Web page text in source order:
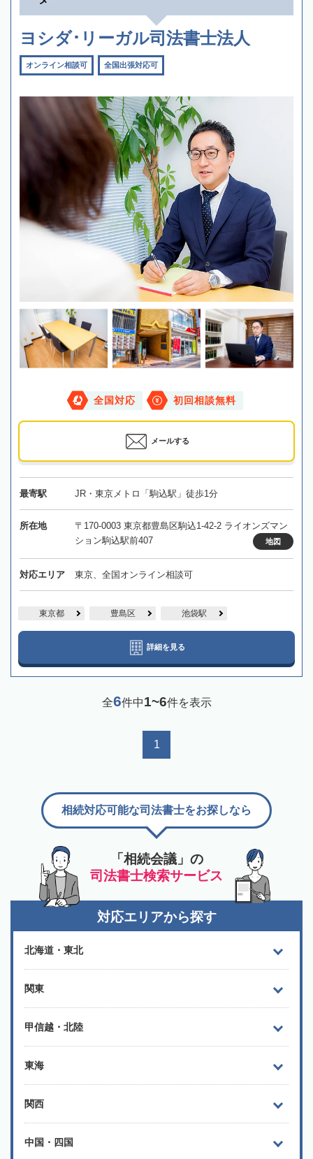
ヨシダ･リーガル司法書士法人
オンライン相談可 全国出張対応可
全国対応 初回相談無料
メールする
最寄駅 JR・東京メトロ「駒込駅」徒歩1分
所在地
〒170-0003 東京都豊島区駒込1-42-2 ライオンズマン
ション駒込駅前407
地図
対応エリア 東京、全国オンライン相談可
東京都 豊島区 池袋駅
詳細を見る
全6件中1~6件を表示
1
「相続会議」の
司法書士検索サービス
相続対応可能な司法書士をお探しなら
対応エリアから探す
北海道・東北
関東
甲信越・北陸
東海
関西
中国・四国